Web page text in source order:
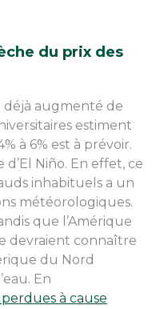
du prix des
déjà augmenté de
estiment
à 6% est à prévoir.
Niño. En effet, ce
inhabituels a un
météorologiques.
que l’Amérique
devraient connaître
du Nord
En
à cause